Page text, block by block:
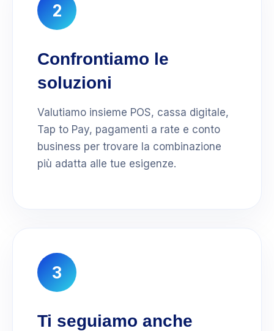
2
Confrontiamo le
soluzioni
Valutiamo insieme POS, cassa digitale,
Tap to Pay, pagamenti a rate e conto
business per trovare la combinazione
più adatta alle tue esigenze.
3
Ti seguiamo anche